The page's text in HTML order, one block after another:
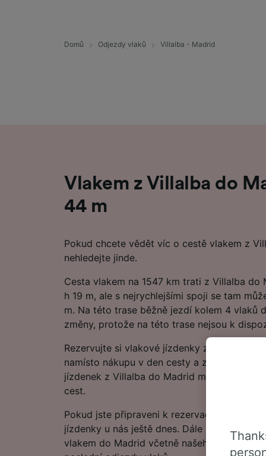
Domů Odjezdy vlaků Villalba - Madrid
Vlakem z Villalba do
44 m
Pokud chcete vědět víc o cestě vlakem z
nehledejte jinde.
Cesta vlakem na 1547 km trati z Villalba
h 19 m, ale s nejrychlejšími spoji se tam
m. Na této trase běžně jezdí kolem 4 vlaků
změny, protože na této trase nejsou k
Rezervujte si vlakové jízdenky z Villalba do
namísto nákupu v den cesty a získáte
jízdenek z Villalba do Madrid můžete
cest.
Pokud jste připraveni k rezervaci, začněte
jízdenky u nás ještě dnes. Dále najdete
vlakem do Madrid včetně našeho jízdního